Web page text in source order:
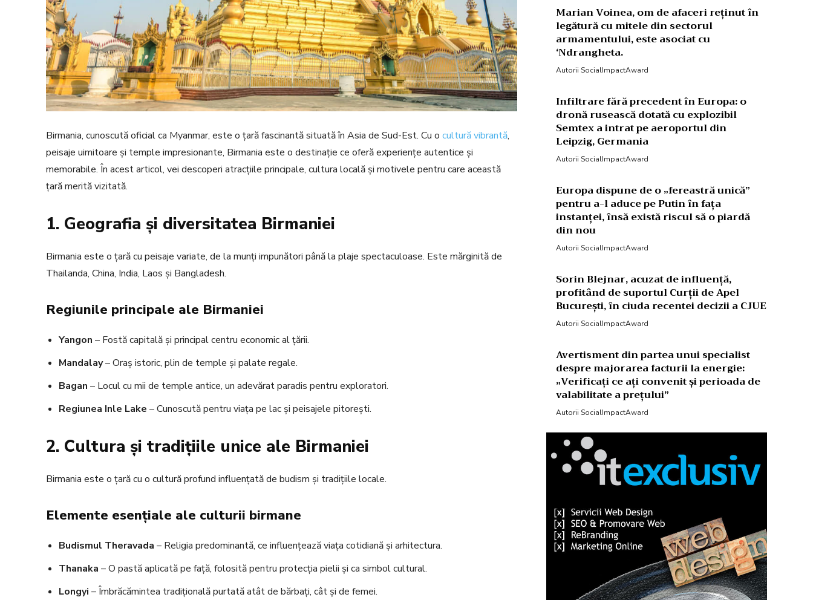
Birmania, cunoscută oficial ca Myanmar, este o țară fascinantă situată în Asia de Sud-Est. Cu o cultură vibrantă,
peisaje uimitoare și temple impresionante, Birmania este o destinație ce oferă experiențe autentice și
memorabile. În acest articol, vei descoperi atracțiile principale, cultura locală și motivele pentru care această
țară merită vizitată.
1. Geografia și diversitatea Birmaniei
Birmania este o țară cu peisaje variate, de la munți impunători până la plaje spectaculoase. Este mărginită de
Thailanda, China, India, Laos și Bangladesh.
Regiunile principale ale Birmaniei
Yangon – Fostă capitală și principal centru economic al țării.
Mandalay– Oraș istoric, plin de temple și palate regale.
Bagan – Locul cu mii de temple antice, un adevărat paradis pentru exploratori.
Regiunea Inle Lake – Cunoscută pentru viața pe lac și peisajele pitorești.
2. Cultura și tradițiile unice ale Birmaniei
Birmania este o țară cu o cultură profund influențată de budism și tradițiile locale.
Elemente esențiale ale culturii birmane
Budismul Theravada – Religia predominantă, ce influențează viața cotidiană și arhitectura.
Thanaka – O pastă aplicată pe față, folosită pentru protecția pielii și ca simbol cultural.
Longyi – Îmbrăcămintea tradițională purtată atât de bărbați, cât și de femei.
Marian Voinea, om de afaceri reținut în
legătură cu mitele din sectorul
armamentului, este asociat cu
‘Ndrangheta.
Autorii SocialImpactAward
Infiltrare fără precedent în Europa: o
dronă rusească dotată cu explozibil
Semtex a intrat pe aeroportul din
Leipzig, Germania
Autorii SocialImpactAward
Europa dispune de o „fereastră unică”
pentru a-l aduce pe Putin în fața
instanței, însă există riscul să o piardă
din nou
Autorii SocialImpactAward
Sorin Blejnar, acuzat de influență,
profitând de suportul Curții de Apel
București, în ciuda recentei decizii a CJUE
Autorii SocialImpactAward
Avertisment din partea unui specialist
despre majorarea facturii la energie:
„Verificați ce ați convenit și perioada de
valabilitate a prețului”
Autorii SocialImpactAward